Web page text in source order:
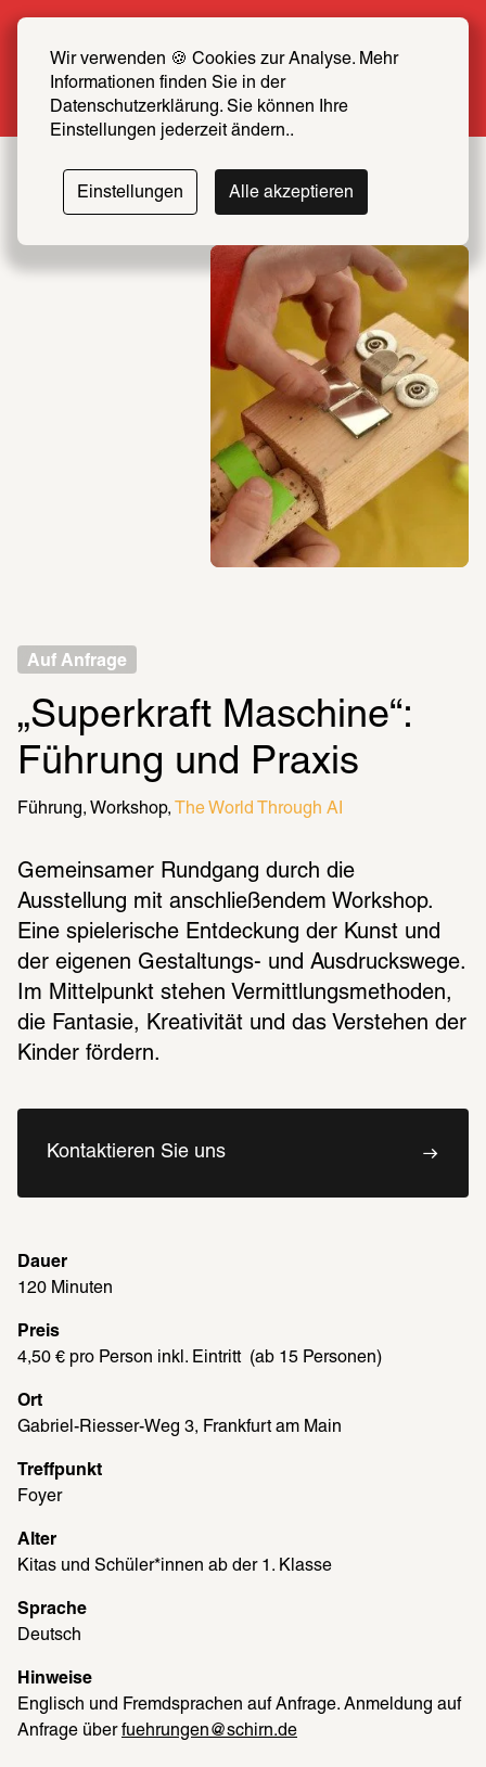
Wir verwenden 🍪 Cookies zur Analyse. Mehr
Informationen finden Sie in der
Datenschutzerklärung. Sie können Ihre
Einstellungen jederzeit ändern..
Einstellungen Alle akzeptieren
SCHIRN FREUND*IN werden
Mehr erfahren
Auf Anfrage
„Superkraft Maschine“:
Führung und Praxis
Führung Workshop The World Through AI
Gemeinsamer Rundgang durch die
Ausstellung mit anschließendem Workshop.
Eine spielerische Entdeckung der Kunst und
der eigenen Gestaltungs- und Ausdruckswege.
Im Mittelpunkt stehen Vermittlungsmethoden,
die Fantasie, Kreativität und das Verstehen der
Kinder fördern.
Kontaktieren Sie uns
Dauer
120 Minuten
Preis
4,50 € pro Person inkl. Eintritt  (ab 15 Personen)
Ort
Gabriel-Riesser-Weg 3, Frankfurt am Main
Treffpunkt
Foyer
Alter
Kitas und Schüler*innen ab der 1. Klasse
Sprache
Deutsch
Hinweise
Englisch und Fremdsprachen auf Anfrage. Anmeldung auf
Anfrage über fuehrungen@schirn.de